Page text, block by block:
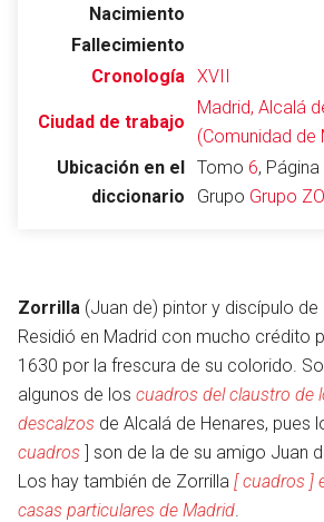
Abrir menú principal
Nacimiento
Fallecimiento
Cronología XVII
Ciudad de trabajo
Madrid, Alcalá
(Comunidad de
Ubicación en el
diccionario
Tomo 6, Página
Grupo Grupo ZO
Zorrilla (Juan de) pintor y discípulo de
Residió en Madrid con mucho crédito
1630 por la frescura de su colorido.
algunos de los cuadros del claustro de
descalzos de Alcalá de Henares, pues
cuadros ] son de la de su amigo Juan
Los hay también de Zorrilla [ cuadros ]
casas particulares de Madrid.